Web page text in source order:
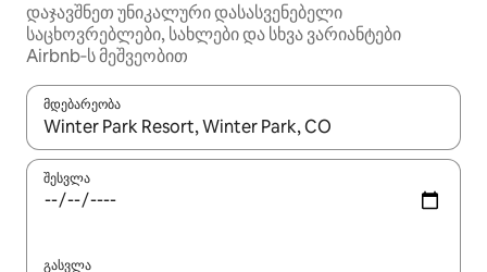
დაჯავშნეთ უნიკალური დასასვენებელი
საცხოვრებლები, სახლები და სხვა ვარიანტები
Airbnb‑ს მეშვეობით
მდებარეობა
როცა შედეგები ხელმისაწვდომი გახდება, ნავიგაციისთვის
შესვლა
გასვლა